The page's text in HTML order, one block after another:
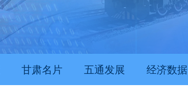
推动经济持续向新向优向好发展
甘肃名片 五通发展 经济数据